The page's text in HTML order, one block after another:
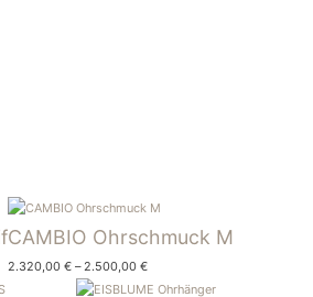
CAMBIO Ohrschmuck M
2.320,00 €–2.500,00 €